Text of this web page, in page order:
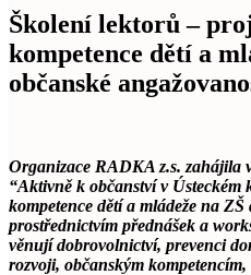
Školení lektorů –
kompetence dětí a
občanské
Organizace RADKA z.s. zahájila
“Aktivně k občanství v Ústeckém
kompetence dětí a mládeže na
prostřednictvím přednášek a
věnují dobrovolnictví, prevenci
rozvoji, občanským kompetencím,